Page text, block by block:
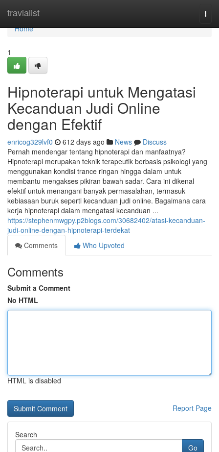
travialist
Home
Home
1
Hipnoterapi untuk Mengatasi
Kecanduan Judi Online
dengan Efektif
enricog329lvf0 612 days ago News
Discuss
Pernah mendengar tentang hipnoterapi dan manfaatnya?
Hipnoterapi merupakan teknik terapeutik berbasis psikologi yang
menggunakan kondisi trance ringan hingga dalam untuk
membantu mengakses pikiran bawah sadar. Cara ini dikenal
efektif untuk menangani banyak permasalahan, termasuk
kebiasaan buruk seperti kecanduan judi online. Bagaimana cara
kerja hipnoterapi dalam mengatasi kecanduan ...
https://stephenmwgpy.p2blogs.com/30682402/atasi-kecanduan-
judi-online-dengan-hipnoterapi-terdekat
Comments
Who Upvoted
Comments
Submit a Comment
No HTML
HTML is disabled
Report Page
Search
Go